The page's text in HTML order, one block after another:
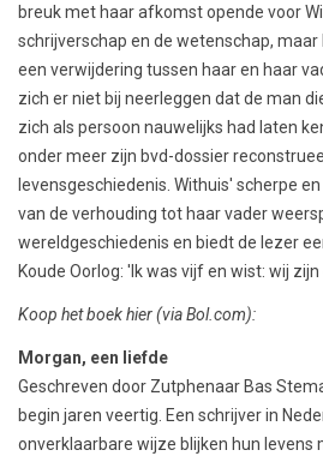
breuk met haar afkomst opende voor
schrijverschap en de wetenschap,
een verwijdering tussen haar en haar
zich er niet bij neerleggen dat de man
zich als persoon nauwelijks had laten
onder meer zijn bvd-dossier
levensgeschiedenis. Withuis' scherpe
van de verhouding tot haar vader
wereldgeschiedenis en biedt de lezer
Koude Oorlog: 'Ik was vijf en wist: wij zijn
Koop het boek hier(via Bol.com):
Morgan, een liefde
Geschreven door Zutphenaar Bas
begin jaren veertig. Een schrijver in
onverklaarbare wijze blijken hun levens